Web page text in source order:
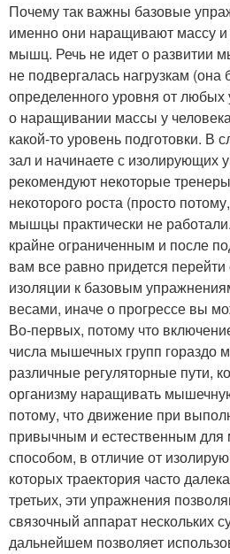
Почему так важны базовые
именно они наращивают массу и
мышц. Речь не идет о развитии
не подвергалась нагрузкам (она
определенного уровня от любых
о наращивании массы у
какой-то уровень подготовки. В
зал и начинаете с изолирующих
рекомендуют некоторые
некоторого роста (просто
мышцы практически не
крайне ограниченным и после
вам все равно придется
изоляции к базовым
весами, иначе о прогрессе вы
Во-первых, потому что
числа мышечных групп гораздо
различные регуляторные пути,
организму наращивать
потому, что движение при
привычным и естественным для
способом, в отличие от
которых траектория часто
третьих, эти упражнения
связочный аппарат нескольких
дальнейшем позволяет